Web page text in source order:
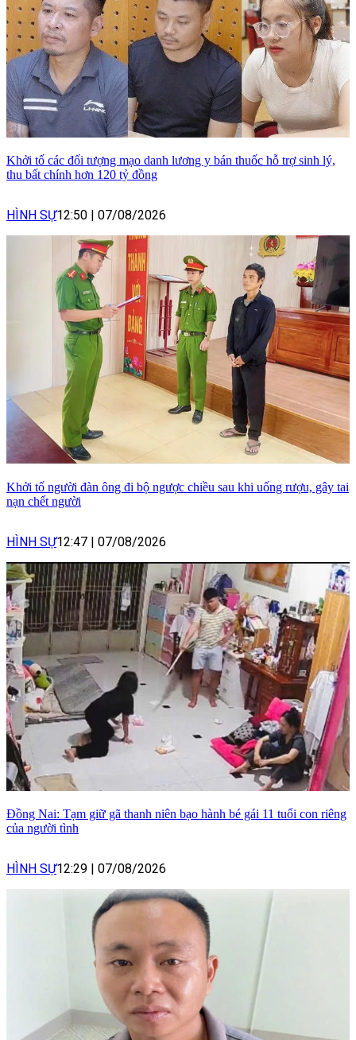
Khởi tố các đối tượng mạo danh lương y bán thuốc hỗ trợ sinh lý,
thu bất chính hơn 120 tỷ đồng
HÌNH SỰ12:50 | 07/08/2026
Khởi tố người đàn ông đi bộ ngược chiều sau khi uống rượu, gây tai
nạn chết người
HÌNH SỰ12:47 | 07/08/2026
Đồng Nai: Tạm giữ gã thanh niên bạo hành bé gái 11 tuổi con riêng
của người tình
HÌNH SỰ12:29 | 07/08/2026